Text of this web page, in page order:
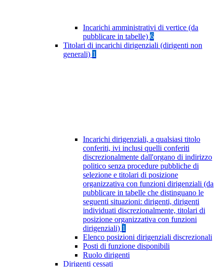
Incarichi amministrativi di vertice (da
pubblicare in tabelle) 6
Titolari di incarichi dirigenziali (dirigenti non
generali) 1
Incarichi dirigenziali, a qualsiasi titolo
conferiti, ivi inclusi quelli conferiti
discrezionalmente dall'organo di indirizzo
politico senza procedure pubbliche di
selezione e titolari di posizione
organizzativa con funzioni dirigenziali (da
pubblicare in tabelle che distinguano le
seguenti situazioni: dirigenti, dirigenti
individuati discrezionalmente, titolari di
posizione organizzativa con funzioni
dirigenziali) 1
Elenco posizioni dirigenziali discrezionali
Posti di funzione disponibili
Ruolo dirigenti
Dirigenti cessati